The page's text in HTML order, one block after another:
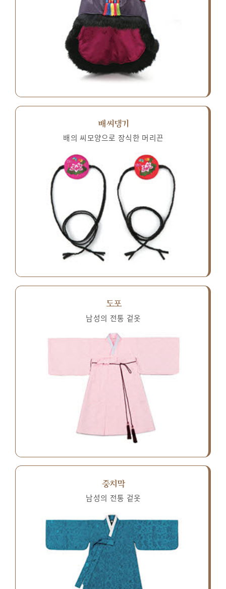
배씨댕기
배의 씨모양으로 장식한 머리끈
도포
남성의 전통 겉옷
중치막
남성의 전통 겉옷